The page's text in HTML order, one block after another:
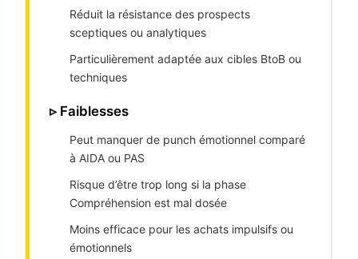
Réduit la résistance des prospects
sceptiques ou analytiques
Particulièrement adaptée aux cibles BtoB ou
techniques
▹ Faiblesses
Peut manquer de punch émotionnel comparé
à AIDA ou PAS
Risque d’être trop long si la phase
Compréhension est mal dosée
Moins efficace pour les achats impulsifs ou
émotionnels